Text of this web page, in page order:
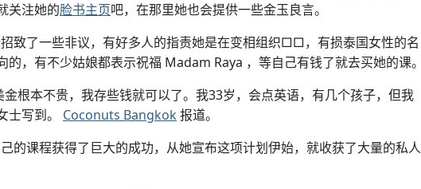
关注她的脸书主页吧，在那里她也会提供一些金玉良言。
致了一些非议，有好多人的指责她是在变相组织□□，有损泰国女性的名
的，有不少姑娘都表示祝福 Madam Raya ，等自己有钱了就去买她的课。
金根本不贵，我存些钱就可以了。我33岁，会点英语，有几个孩子，但我
士写到。 Coconuts Bangkok报道。
的课程获得了巨大的成功，从她宣布这项计划伊始，就收获了大量的私人